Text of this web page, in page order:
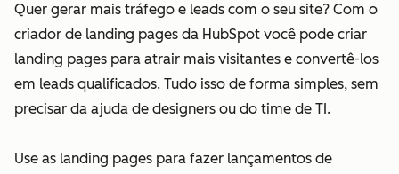
Quer gerar mais tráfego e leads com o seu site? Com o
criador de landing pages da HubSpot você pode criar
landing pages para atrair mais visitantes e convertê-los
em leads qualificados. Tudo isso de forma simples, sem
precisar da ajuda de designers ou do time de TI.
Use as landing pages para fazer lançamentos de